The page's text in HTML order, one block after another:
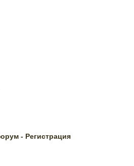
- Регистрация